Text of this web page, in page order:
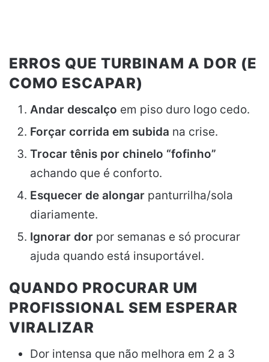
ERROS QUE TURBINAM A DOR (E
COMO ESCAPAR)
Andar descalço em piso duro logo cedo.
Forçar corrida em subida na crise.
Trocar tênis por chinelo “fofinho”
achando que é conforto.
Esquecer de alongar panturrilha/sola
diariamente.
Ignorar dor por semanas e só procurar
ajuda quando está insuportável.
QUANDO PROCURAR UM
PROFISSIONAL SEM ESPERAR
VIRALIZAR
Dor intensa que não melhora em 2 a 3